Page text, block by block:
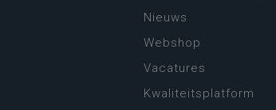
Nieuws
Webshop
Vacatures
Kwaliteitsplatform